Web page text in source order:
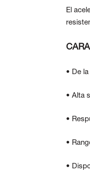
El
• De
• Alta
•
•
•